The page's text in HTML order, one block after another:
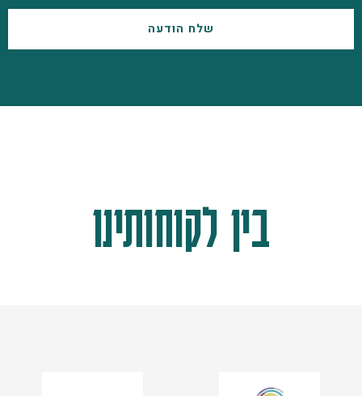
שלח הודעה
בין לקוחותינו